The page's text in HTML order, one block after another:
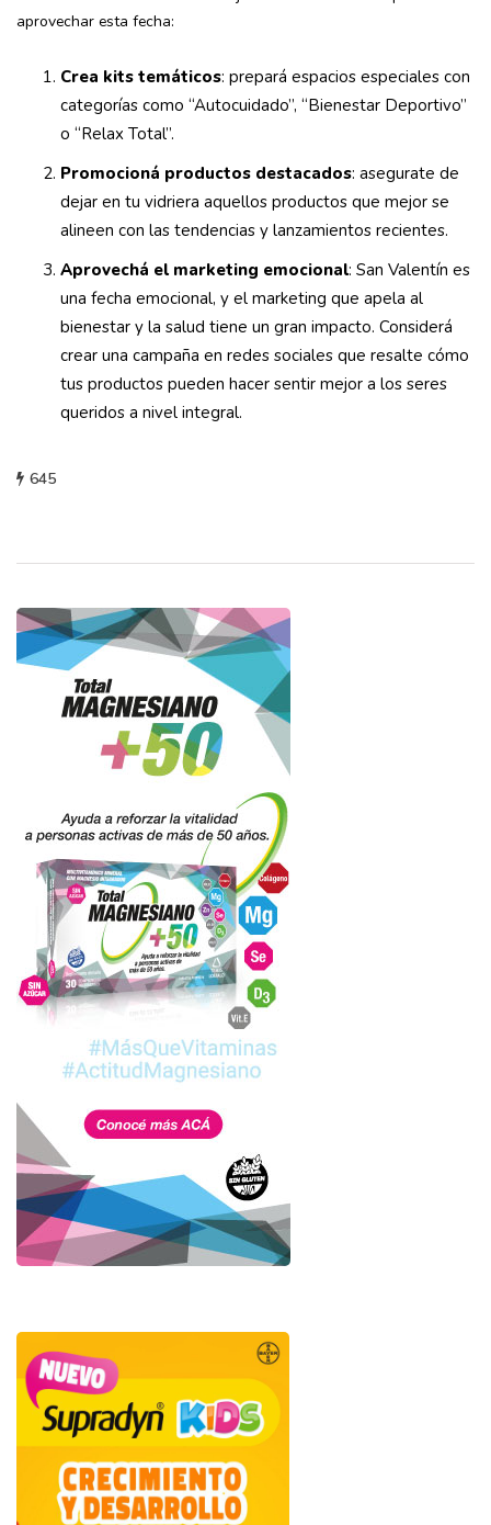
aprovechar esta fecha:
Crea kits temáticos: prepará espacios especiales con
categorías como “Autocuidado”, “Bienestar Deportivo”
o “Relax Total”.
Promocioná productos destacados: asegurate de
dejar en tu vidriera aquellos productos que mejor se
alineen con las tendencias y lanzamientos recientes.
Aprovechá el marketing emocional: San Valentín es
una fecha emocional, y el marketing que apela al
bienestar y la salud tiene un gran impacto. Considerá
crear una campaña en redes sociales que resalte cómo
tus productos pueden hacer sentir mejor a los seres
queridos a nivel integral.
645